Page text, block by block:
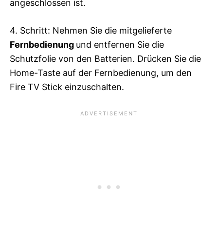
angeschlossen ist.
4. Schritt: Nehmen Sie die mitgelieferte
Fernbedienung und entfernen Sie die
Schutzfolie von den Batterien. Drücken Sie die
Home-Taste auf der Fernbedienung, um den
Fire TV Stick einzuschalten.